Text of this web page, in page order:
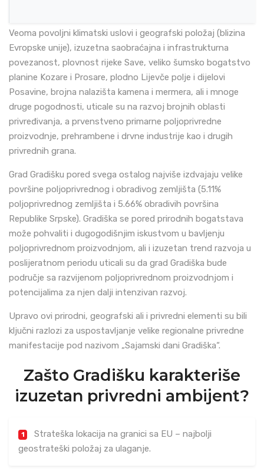
Veoma povoljni klimatski uslovi i geografski položaj (blizina
Evropske unije), izuzetna saobraćajna i infrastrukturna
povezanost, plovnost rijeke Save, veliko šumsko bogatstvo
planine Kozare i Prosare, plodno Lijevče polje i dijelovi
Posavine, brojna nalazišta kamena i mermera, ali i mnoge
druge pogodnosti, uticale su na razvoj brojnih oblasti
privređivanja, a prvenstveno primarne poljoprivredne
proizvodnje, prehrambene i drvne industrije kao i drugih
privrednih grana.
Grad Gradišku pored svega ostalog najviše izdvajaju velike
površine poljoprivrednog i obradivog zemljišta (5.11%
poljoprivrednog zemljišta i 5.66% obradivih površina
Republike Srpske). Gradiška se pored prirodnih bogatstava
može pohvaliti i dugogodišnjim iskustvom u bavljenju
poljoprivrednom proizvodnjom, ali i izuzetan trend razvoja u
poslijeratnom periodu uticali su da grad Gradiška bude
područje sa razvijenom poljoprivrednom proizvodnjom i
potencijalima za njen dalji intenzivan razvoj.
Upravo ovi prirodni, geografski ali i privredni elementi su bili
ključni razlozi za uspostavljanje velike regionalne privredne
manifestacije pod nazivom „Sajamski dani Gradiška“.
Zašto Gradišku karakteriše
izuzetan privredni ambijent?
1
Strateška lokacija na granici sa EU – najbolji
geostrateški položaj za ulaganje.